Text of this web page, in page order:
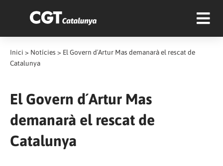
Inici > Notícies > El Govern d´Artur Mas demanarà el rescat de
Catalunya
El Govern d´Artur Mas
demanarà el rescat de
Catalunya